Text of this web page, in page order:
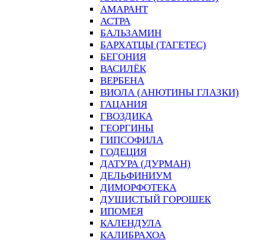
АМАРАНТ
АСТРА
БАЛЬЗАМИН
БАРХАТЦЫ (ТАГЕТЕС)
БЕГОНИЯ
ВАСИЛЁК
ВЕРБЕНА
ВИОЛА (АНЮТИНЫ ГЛАЗКИ)
ГАЦАНИЯ
ГВОЗДИКА
ГЕОРГИНЫ
ГИПСОФИЛА
ГОДЕЦИЯ
ДАТУРА (ДУРМАН)
ДЕЛЬФИНИУМ
ДИМОРФОТЕКА
ДУШИСТЫЙ ГОРОШЕК
ИПОМЕЯ
КАЛЕНДУЛА
КАЛИБРАХОА